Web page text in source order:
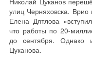
улиц Черняховска. Врио
Елена Дятлова
что работы по 20-
до сентября. Однако
Цуканова.